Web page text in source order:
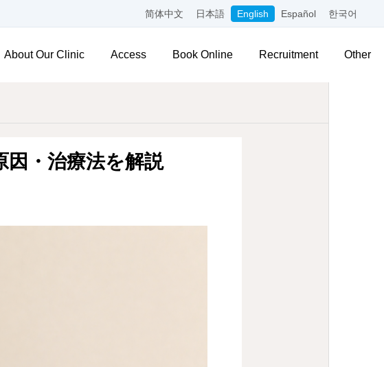
简体中文 日本語 English Español 한국어
About Our Clinic Access Book Online Recruitment Other
因・治療法を解説